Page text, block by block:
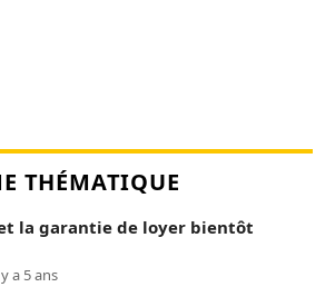
THÉMATIQUE
la garantie de loyer bientôt
a 5 ans